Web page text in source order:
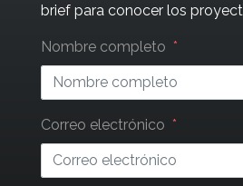
brief para conocer los
Leave
this
field
Nombre completo
Correo electrónico